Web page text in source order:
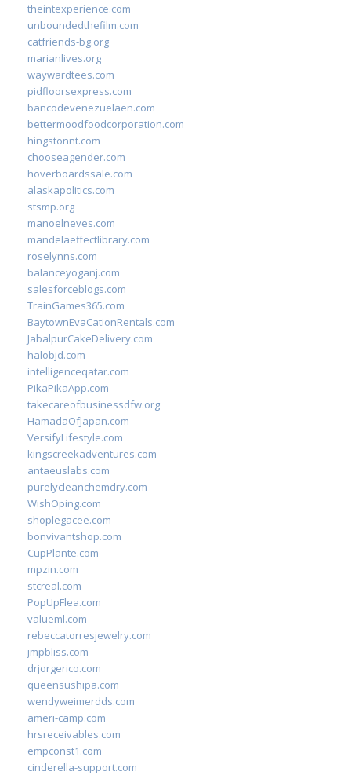
theintexperience.com
unboundedthefilm.com
catfriends-bg.org
marianlives.org
waywardtees.com
pidfloorsexpress.com
bancodevenezuelaen.com
bettermoodfoodcorporation.com
hingstonnt.com
chooseagender.com
hoverboardssale.com
alaskapolitics.com
stsmp.org
manoelneves.com
mandelaeffectlibrary.com
roselynns.com
balanceyoganj.com
salesforceblogs.com
TrainGames365.com
BaytownEvaCationRentals.com
JabalpurCakeDelivery.com
halobjd.com
intelligenceqatar.com
PikaPikaApp.com
takecareofbusinessdfw.org
HamadaOfJapan.com
VersifyLifestyle.com
kingscreekadventures.com
antaeuslabs.com
purelycleanchemdry.com
WishOping.com
shoplegacee.com
bonvivantshop.com
CupPlante.com
mpzin.com
stcreal.com
PopUpFlea.com
valueml.com
rebeccatorresjewelry.com
jmpbliss.com
drjorgerico.com
queensushipa.com
wendyweimerdds.com
ameri-camp.com
hrsreceivables.com
empconst1.com
cinderella-support.com